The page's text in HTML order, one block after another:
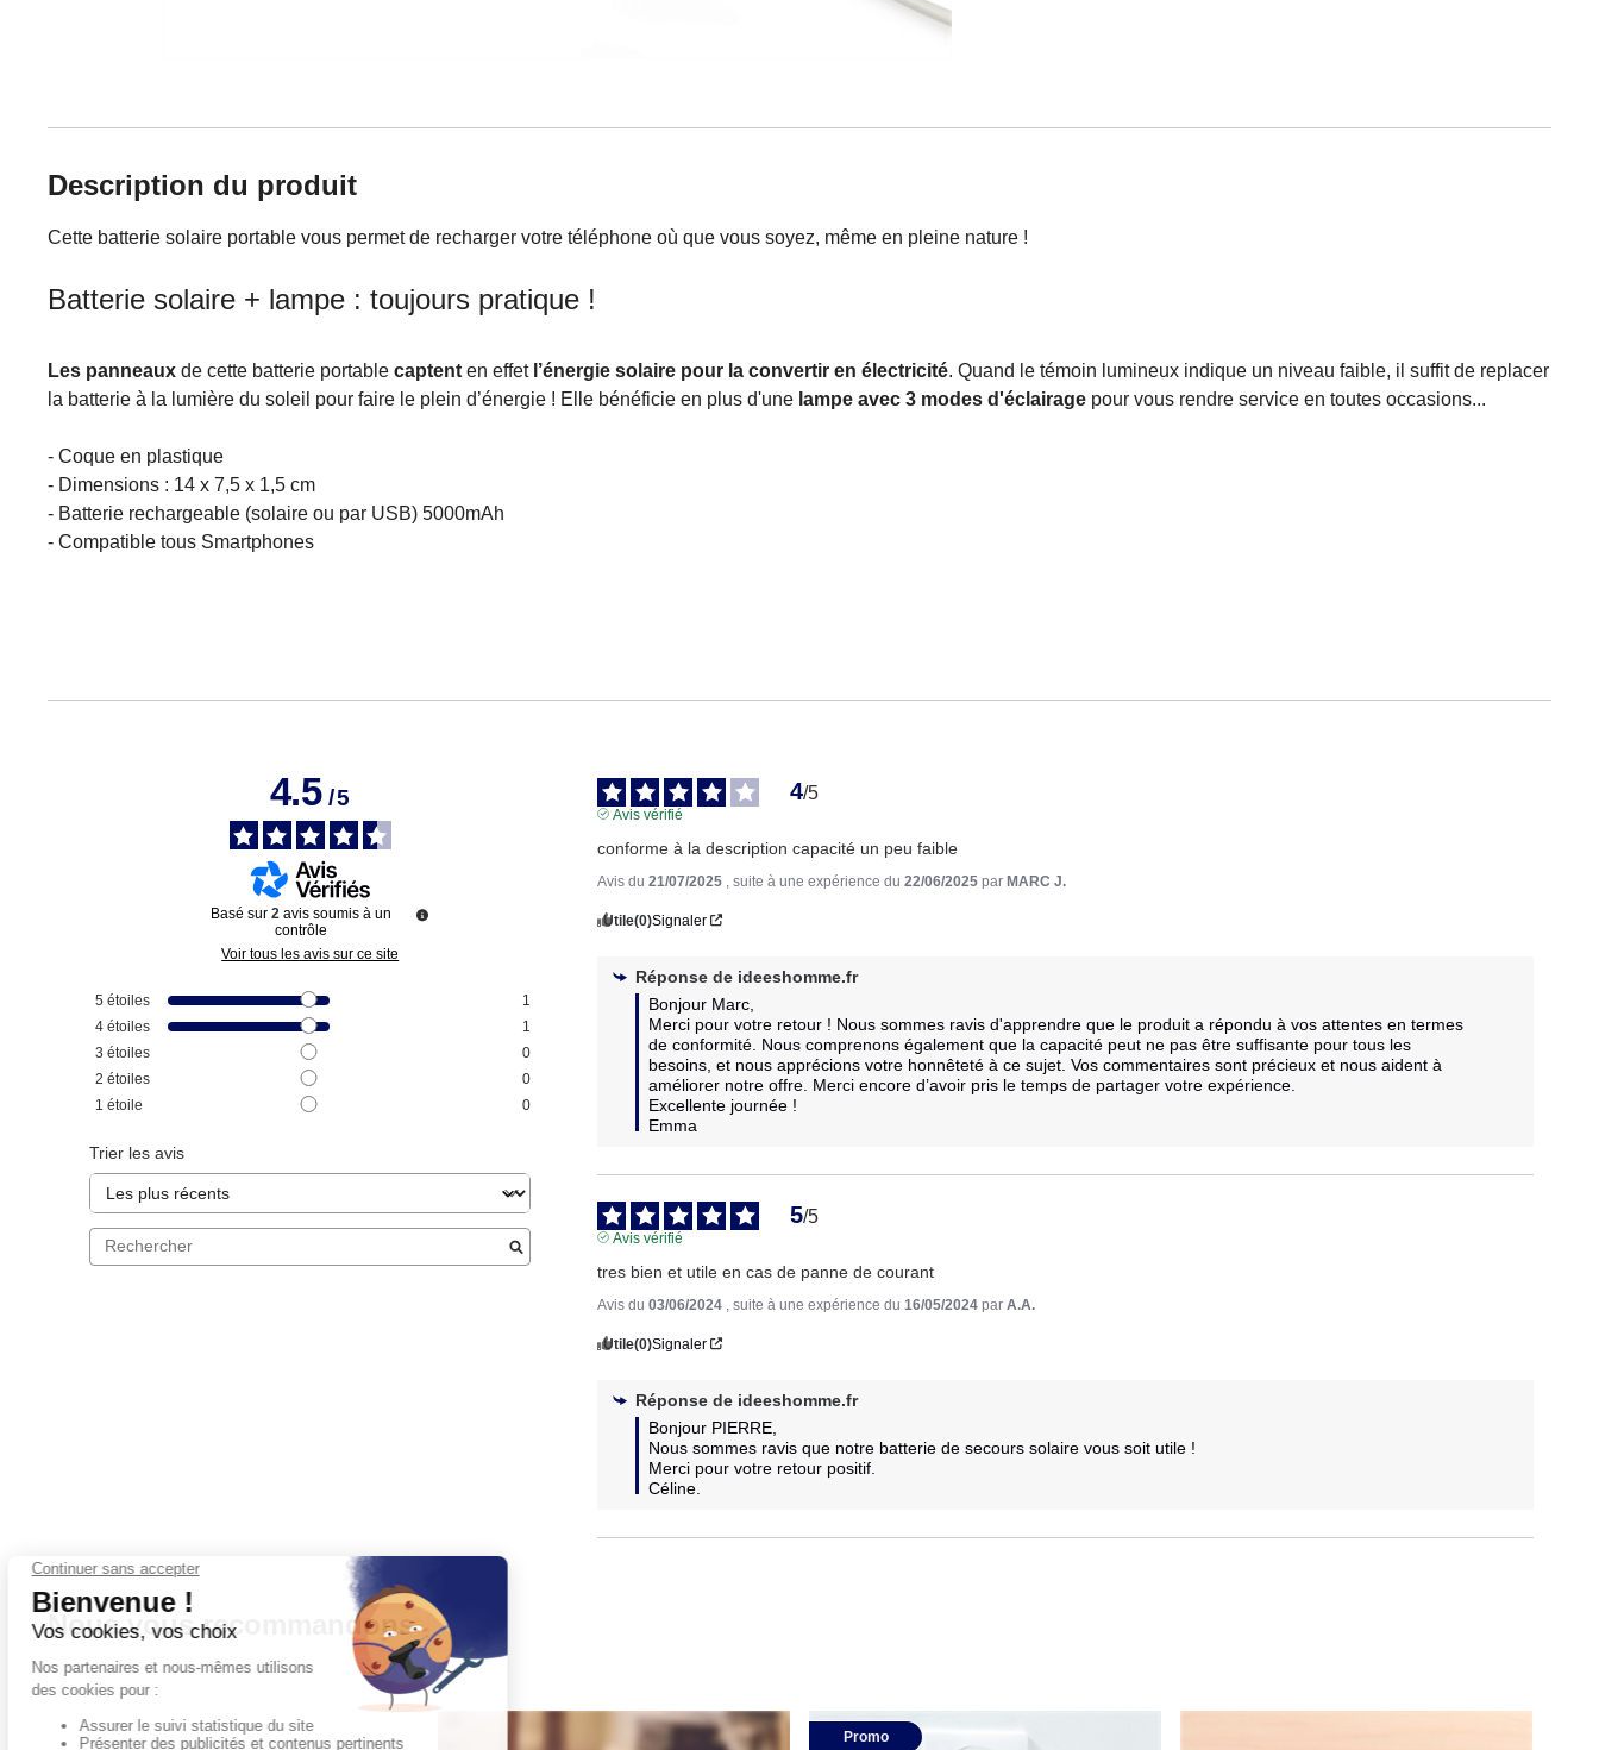
Description du produit
Cette batterie solaire portable vous permet de recharger votre téléphone où que vous soyez, même en pleine nature !
Batterie solaire + lampe : toujours pratique !
Les panneaux de cette batterie portable captent en effetl’énergie solaire pour la convertir en électricité. Quand le témoin lumineux indique un niveau faible, il suffit de replacer
la batterie à la lumière du soleil pour faire le plein d’énergie ! Elle bénéficie en plus d'une lampe avec 3 modes d'éclairage pour vous rendre service en toutes occasions...
- Coque en plastique
- Dimensions : 14 x 7,5 x 1,5 cm
- Batterie rechargeable (solaire ou par USB) 5000mAh
- Compatible tous Smartphones
4.5/5
Basé sur 2 avis soumis à un
contrôle
Voir tous les avis sur ce site
5 étoiles
1
4 étoiles
1
3 étoiles
0
2 étoiles
0
1 étoile 0
Trier les avis
4/5
Avis vérifié
conforme à la description capacité un peu faible
Avis du21/07/2025 , suite à une expérience du22/06/2025 parMARC J.
Utile(0)Signaler
Réponse de ideeshomme.fr
Bonjour Marc,
Merci pour votre retour ! Nous sommes ravis d'apprendre que le produit a répondu à vos attentes en termes
de conformité. Nous comprenons également que la capacité peut ne pas être suffisante pour tous les
besoins, et nous apprécions votre honnêteté à ce sujet. Vos commentaires sont précieux et nous aident à
améliorer notre offre. Merci encore d’avoir pris le temps de partager votre expérience.
Excellente journée !
Emma
5/5
Avis vérifié
tres bien et utile en cas de panne de courant
Avis du03/06/2024 , suite à une expérience du 16/05/2024 parA.A.
Utile(0)Signaler
Réponse de ideeshomme.fr
Bonjour PIERRE,
Nous sommes ravis que notre batterie de secours solaire vous soit utile !
Merci pour votre retour positif.
Céline.
Nous vous recommandons
Promo